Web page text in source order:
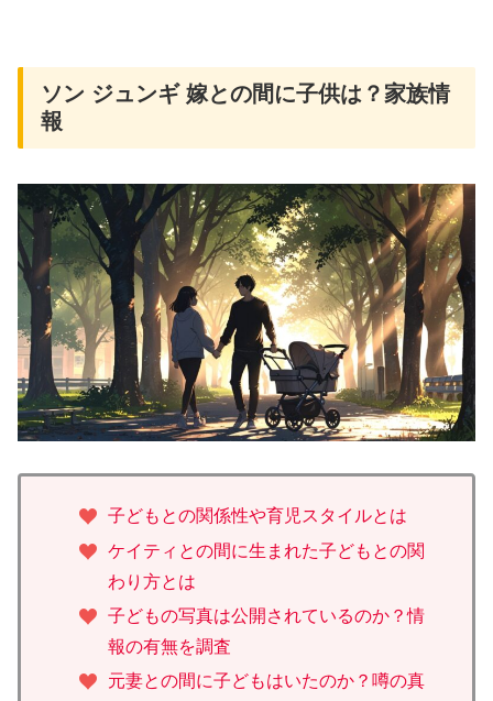
ソン ジュンギ 嫁との間に子供は？家族情
報
子どもとの関係性や育児スタイルとは
ケイティとの間に生まれた子どもとの関
わり方とは
子どもの写真は公開されているのか？情
報の有無を調査
元妻との間に子どもはいたのか？噂の真